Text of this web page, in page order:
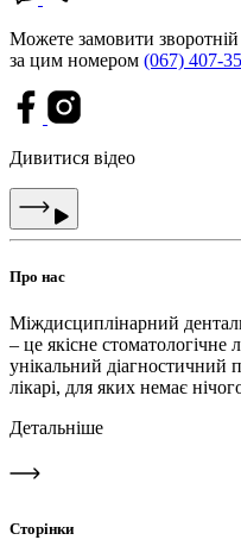
Можете замовити
за цим номером (067) 407-
Дивитися відео
Про нас
Міждисциплінарний
– це якісне стоматологічне
унікальний діагностичний
лікарі, для яких немає
Детальніше
Сторінки